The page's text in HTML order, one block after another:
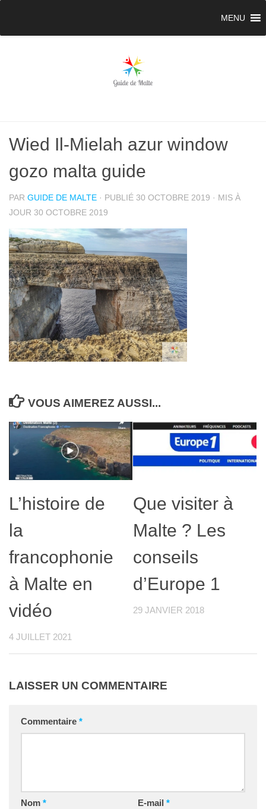
MENU
Wied Il-Mielah azur window
gozo malta guide
PAR GUIDE DE MALTE · PUBLIÉ 30 OCTOBRE 2019 · MIS À
JOUR 30 OCTOBRE 2019
VOUS AIMEREZ AUSSI...
L’histoire de
la
francophonie
à Malte en
vidéo
4 JUILLET 2021
Que visiter à
Malte ? Les
conseils
d’Europe 1
29 JANVIER 2018
LAISSER UN COMMENTAIRE
Commentaire *
Nom * E-mail *